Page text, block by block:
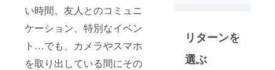
い時間、友人とのコミュニ
ケーション、特別なイベン
ト…でも、カメラやスマホ
を取り出している間にその
我々が日本
に出す製品
リターンを
選ぶ